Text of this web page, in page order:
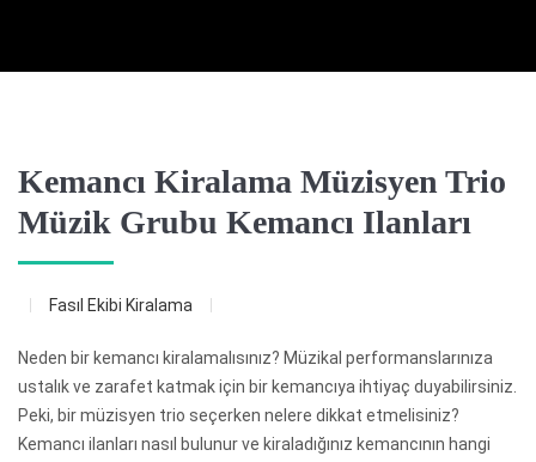
Kemancı Kiralama Müzisyen Trio
Müzik Grubu Kemancı Ilanları
Fasıl Ekibi Kiralama
Neden bir kemancı kiralamalısınız? Müzikal performanslarınıza
ustalık ve zarafet katmak için bir kemancıya ihtiyaç duyabilirsiniz.
Peki, bir müzisyen trio seçerken nelere dikkat etmelisiniz?
Kemancı ilanları nasıl bulunur ve kiraladığınız kemancının hangi